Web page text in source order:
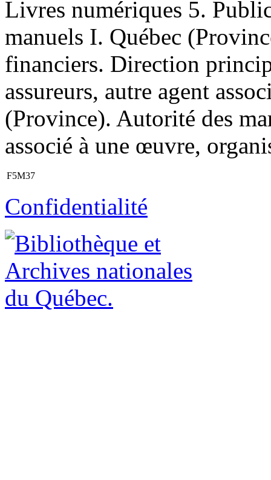
Livres numériques 5.
manuels I. Québec
financiers. Direction
assureurs, autre agent
(Province). Autorité des
associé à une œuvre,
F5M37
Confidentialité